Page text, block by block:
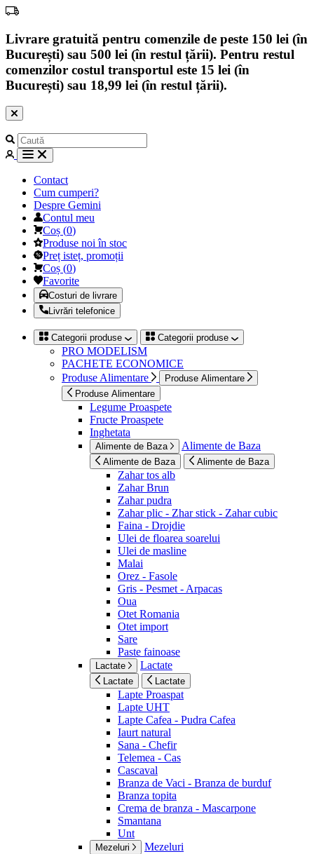
Livrare gratuită pentru comenzile de peste 150 lei (în
București) sau 500 lei (în restul țării). Pentru restul
comenzilor costul transportul este 15 lei (în
București) sau 18,99 lei (în restul țării).
Contact
Cum cumperi?
Despre Gemini
Contul meu
Coș (0)
Produse noi în stoc
Preț isteț, promoții
Coș (0)
Favorite
Costuri de livrare
Livrări telefonice
Categorii produse Categorii produse
PRO MODELISM
PACHETE ECONOMICE
Produse Alimentare
Produse Alimentare
Produse Alimentare
Legume Proaspete
Fructe Proaspete
Inghetata
Alimente de Baza Alimente de Baza
Alimente de Baza Alimente de Baza
Zahar tos alb
Zahar Brun
Zahar pudra
Zahar plic - Zhar stick - Zahar cubic
Faina - Drojdie
Ulei de floarea soarelui
Ulei de masline
Malai
Orez - Fasole
Gris - Pesmet - Arpacas
Oua
Otet Romania
Otet import
Sare
Paste fainoase
Lactate Lactate
Lactate Lactate
Lapte Proaspat
Lapte UHT
Lapte Cafea - Pudra Cafea
Iaurt natural
Sana - Chefir
Telemea - Cas
Cascaval
Branza de Vaci - Branza de burduf
Branza topita
Crema de branza - Mascarpone
Smantana
Unt
Mezeluri Mezeluri